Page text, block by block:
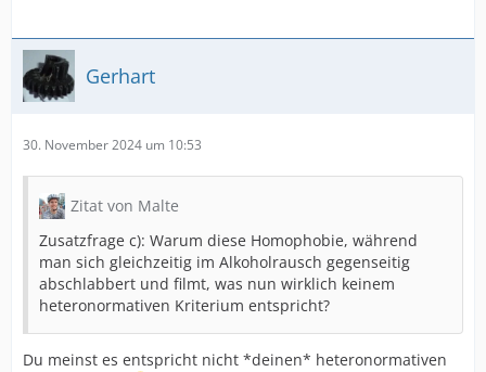
Gerhart
30. November 2024 um 10:53
Zitat von Malte
Zusatzfrage c): Warum diese Homophobie, während
man sich gleichzeitig im Alkoholrausch gegenseitig
abschlabbert und filmt, was nun wirklich keinem
heteronormativen Kriterium entspricht?
Du meinst es entspricht nicht *deinen* heteronormativen